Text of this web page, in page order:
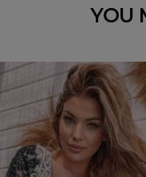
YOU